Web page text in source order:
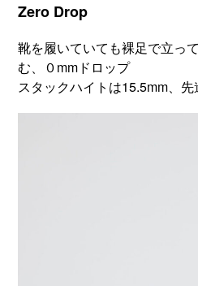
Zero Drop
靴を履いていても裸足で立っ
む、０mmドロップ
スタックハイトは15.5mm、